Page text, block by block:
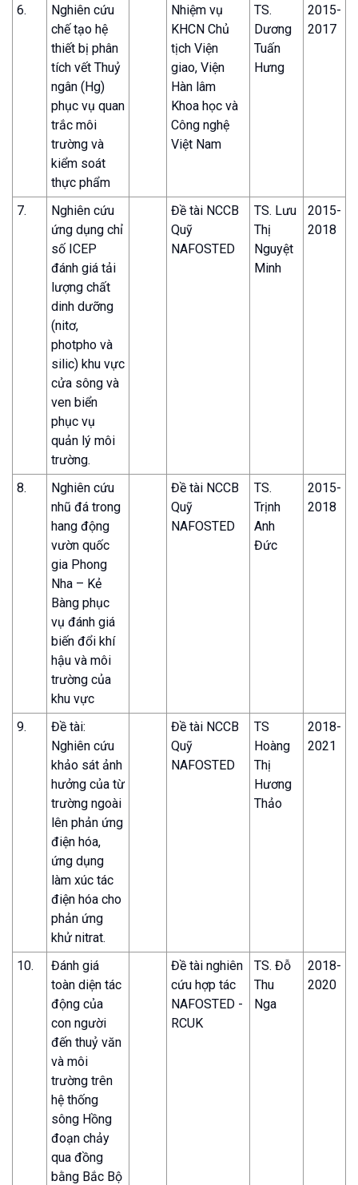
6.
Nghiên cứu
chế tạo hệ
thiết bị phân
tích vết Thuỷ
ngân (Hg)
phục vụ quan
trắc môi
trường và
kiểm soát
thực phẩm
Nhiệm vụ
KHCN Chủ
tịch Viện
giao, Viện
Hàn lâm
Khoa học và
Công nghệ
Việt Nam
TS.
Dương
Tuấn
Hưng
2015-
2017
7.
Nghiên cứu
ứng dụng chỉ
số ICEP
đánh giá tải
lượng chất
dinh dưỡng
(nitơ,
photpho và
silic) khu vực
cửa sông và
ven biển
phục vụ
quản lý môi
trường.
Đề tài NCCB
Quỹ
NAFOSTED
TS. Lưu
Thị
Nguyệt
Minh
2015-
2018
8.
Nghiên cứu
nhũ đá trong
hang động
vườn quốc
gia Phong
Nha – Kẻ
Bàng phục
vụ đánh giá
biến đổi khí
hậu và môi
trường của
khu vực
Đề tài NCCB
Quỹ
NAFOSTED
TS.
Trịnh
Anh
Đức
2015-
2018
9.
Đề tài:
Nghiên cứu
khảo sát ảnh
hưởng của từ
trường ngoài
lên phản ứng
điện hóa,
ứng dụng
làm xúc tác
điện hóa cho
phản ứng
khử nitrat.
Đề tài NCCB
Quỹ
NAFOSTED
TS
Hoàng
Thị
Hương
Thảo
2018-
2021
10.
Đánh giá
toàn diện tác
động của
con người
đến thuỷ văn
và môi
trường trên
hệ thống
sông Hồng
đoạn chảy
qua đồng
bằng Bắc Bộ
Đề tài nghiên
cứu hợp tác
NAFOSTED -
RCUK
TS. Đỗ
Thu
Nga
2018-
2020